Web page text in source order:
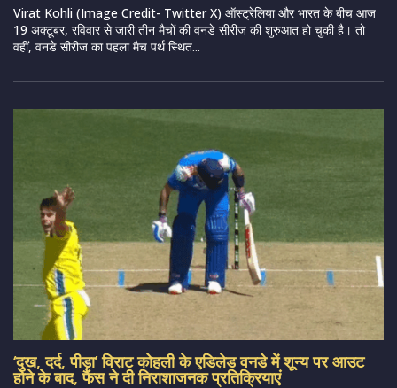
Virat Kohli (Image Credit- Twitter X) ऑस्ट्रेलिया और भारत के बीच आज
19 अक्टूबर, रविवार से जारी तीन मैचों की वनडे सीरीज की शुरुआत हो चुकी है। तो
वहीं, वनडे सीरीज का पहला मैच पर्थ स्थित...
‘दुख, दर्द, पीड़ा’ विराट कोहली के एडिलेड वनडे में शून्य पर आउट
होने के बाद, फैंस ने दी निराशाजनक प्रतिक्रियाएं